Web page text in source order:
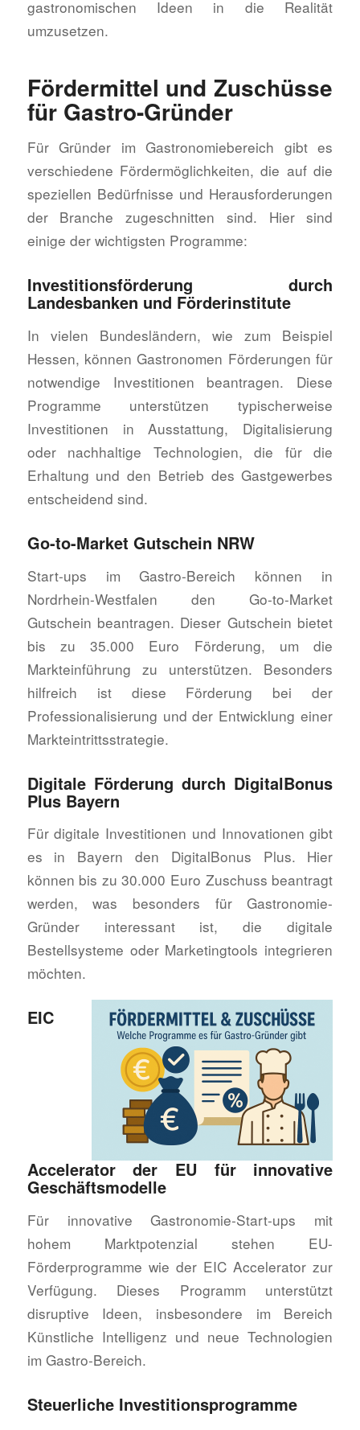
gastronomischen Ideen in die Realität
umzusetzen.
Fördermittel und Zuschüsse
für Gastro-Gründer
Für Gründer im Gastronomiebereich gibt es
verschiedene Fördermöglichkeiten, die auf die
speziellen Bedürfnisse und Herausforderungen
der Branche zugeschnitten sind. Hier sind
einige der wichtigsten Programme:
Investitionsförderung durch
Landesbanken und Förderinstitute
In vielen Bundesländern, wie zum Beispiel
Hessen, können Gastronomen Förderungen für
notwendige Investitionen beantragen. Diese
Programme unterstützen typischerweise
Investitionen in Ausstattung, Digitalisierung
oder nachhaltige Technologien, die für die
Erhaltung und den Betrieb des Gastgewerbes
entscheidend sind.
Go-to-Market Gutschein NRW
Start-ups im Gastro-Bereich können in
Nordrhein-Westfalen den Go-to-Market
Gutschein beantragen. Dieser Gutschein bietet
bis zu 35.000 Euro Förderung, um die
Markteinführung zu unterstützen. Besonders
hilfreich ist diese Förderung bei der
Professionalisierung und der Entwicklung einer
Markteintrittsstrategie.
Digitale Förderung durch DigitalBonus
Plus Bayern
Für digitale Investitionen und Innovationen gibt
es in Bayern den DigitalBonus Plus. Hier
können bis zu 30.000 Euro Zuschuss beantragt
werden, was besonders für Gastronomie-
Gründer interessant ist, die digitale
Bestellsysteme oder Marketingtools integrieren
möchten.
EIC
Accelerator der EU für innovative
Geschäftsmodelle
Für innovative Gastronomie-Start-ups mit
hohem Marktpotenzial stehen EU-
Förderprogramme wie der EIC Accelerator zur
Verfügung. Dieses Programm unterstützt
disruptive Ideen, insbesondere im Bereich
Künstliche Intelligenz und neue Technologien
im Gastro-Bereich.
Steuerliche Investitionsprogramme